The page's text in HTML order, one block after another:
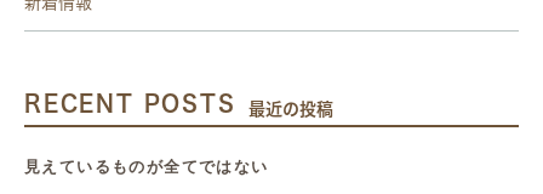
RECENT POSTS 最近の投稿
見えているものが全てではない